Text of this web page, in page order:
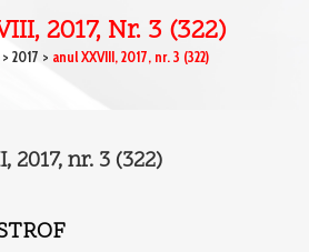
2017, Nr. 3 (322)
> 2017 > anul XXVIII, 2017, nr. 3 (322)
2017, nr. 3 (322)